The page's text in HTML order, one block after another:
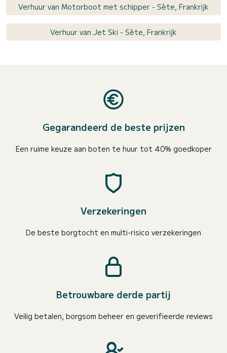
Verhuur van Motorboot met schipper - Sète, Frankrijk
Verhuur van Jet Ski - Sète, Frankrijk
Gegarandeerd de beste prijzen
Een ruime keuze aan boten te huur tot 40% goedkoper
Verzekeringen
De beste borgtocht en multi-risico verzekeringen
Betrouwbare derde partij
Veilig betalen, borgsom beheer en geverifieerde reviews